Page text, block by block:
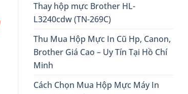
Thay hộp mực Brother HL-
L3240cdw (TN-269C)
Thu Mua Hộp Mực In Cũ Hp, Canon,
Brother Giá Cao – Uy Tín Tại Hồ Chí
Minh
Cách Chọn Mua Hộp Mực Máy In